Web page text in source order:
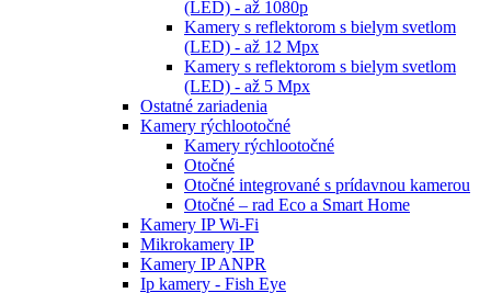
(LED) - až 1080p
Kamery s reflektorom s bielym svetlom
(LED) - až 12 Mpx
Kamery s reflektorom s bielym svetlom
(LED) - až 5 Mpx
Ostatné zariadenia
Kamery rýchlootočné
Kamery rýchlootočné
Otočné
Otočné integrované s prídavnou kamerou
Otočné – rad Eco a Smart Home
Kamery IP Wi-Fi
Mikrokamery IP
Kamery IP ANPR
Ip kamery - Fish Eye